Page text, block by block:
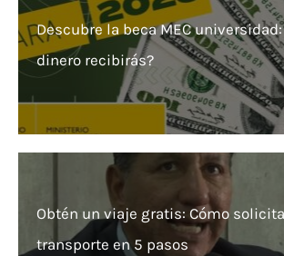
Descubre la beca MEC
dinero recibirás?
Obtén un viaje gratis: Cómo
transporte en 5 pasos